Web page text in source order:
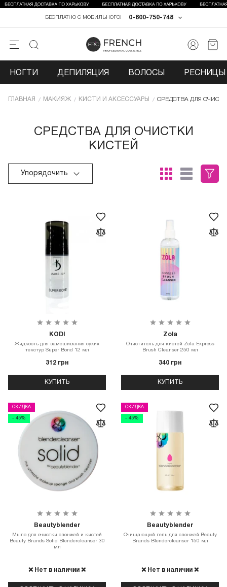
0-800-750-748
БЕСПЛАТНО С МОБИЛЬНОГО!
НОГТИ ДЕПИЛЯЦИЯ ВОЛОСЫ РЕСНИЦЫ
ГЛАВНАЯ МАКИЯЖ КИСТИ И АКСЕССУАРЫ СРЕДСТВА ДЛЯ
СРЕДСТВА ДЛЯ ОЧИСТКИ
КИСТЕЙ
Упорядочить
KODI
Жидкость для замешивания сухих
текстур Super Bond 12 мл
312 грн
КУПИТЬ
Zola
Очиститель для кистей Zola Express
Brush Cleanser 250 мл
340 грн
КУПИТЬ
СКИДКА
- 45%
Beautyblender
Мыло для очистки спонжей и кистей
Beauty Brands Solid Blendercleanser 30
мл
❌ Нет в наличии ❌
СКИДКА
- 45%
Beautyblender
Очищающий гель для спонжей Beauty
Brands Blendercleanser 150 мл
❌ Нет в наличии ❌